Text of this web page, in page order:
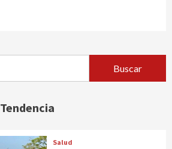
Tendencia
Salud